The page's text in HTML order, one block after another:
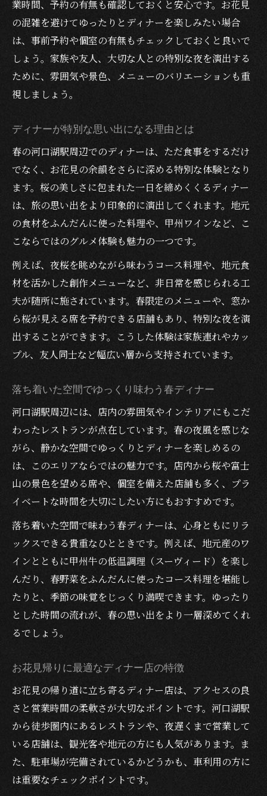
業時間、予約の有無も確認しておくと安心です。お花見
の混雑を避けてゆったりとディナーを楽しみたい場合
は、事前予約や個室の有無もチェックしておくと良いで
しょう。家族や友人、大切な人との特別な夜を演出する
ために、雰囲気や景色、メニューのバリエーションも重
視しましょう。
ディナーが特別な思い出になる理由とは
春の河口湖駅周辺でのディナーは、ただ食事をするだけ
でなく、お花見の余韻をさらに深める特別な体験となり
ます。桜の美しさに包まれた一日を締めくくるディナー
は、旅の思い出をより印象的に演出してくれます。地元
の食材をふんだんに使った料理や、甲州ワインなど、こ
こならではのグルメ体験も魅力の一つです。
例えば、夜桜を眺めながら味わうコース料理や、地元食
材を活かした創作メニューなど、非日常を感じられる工
夫が随所に施されています。春限定のメニューや、窓か
ら桜が見える席を予約できる店舗もあり、特別な夜を演
出することができます。こうした体験は家族連れやカッ
プル、友人同士など幅広い層から支持されています。
落ち着いた空間でゆっくり味わう春ディナー
河口湖駅周辺には、店内の雰囲気やインテリアにもこだ
わったレストランが点在しています。春の夜風を感じな
がら、静かな空間でゆっくりとディナーを楽しめるの
は、このエリアならではの魅力です。店内から桜や富士
山の景色を望める席や、個室を備えた店舗も多く、プラ
イベートな時間を大切にしたい方にもおすすめです。
落ち着いた空間で味わう春ディナーは、心身ともにリラ
ックスできる貴重なひとときです。例えば、地元産のワ
インとともに甲州牛の低温調理（スーヴィード）を楽し
んだり、春野菜をふんだんに使ったコース料理を堪能し
たりと、季節の味覚をじっくり満喫できます。ゆったり
とした時間の流れが、春の思い出をより一層深めてくれ
るでしょう。
お花見帰りに最適なディナー店の特徴
お花見の帰り道に立ち寄るディナー店は、アクセスの良
さと営業時間の柔軟さが大切なポイントです。河口湖駅
から徒歩圏内にあるレストランや、夜遅くまで営業して
いる店舗は、観光客や地元の方にも人気があります。ま
た、駐車場が完備されているかどうかも、車利用の方に
は重要なチェックポイントです。